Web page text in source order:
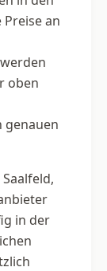
an
oben
genauen
in der